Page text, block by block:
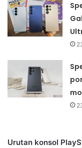
Urutan konsol